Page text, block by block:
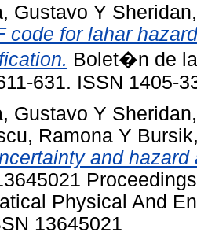
Gustavo Y
code for lahar
Bolet�n de
631. ISSN 1405-
Gustavo Y
Ramona Y
and
Physical And
13645021